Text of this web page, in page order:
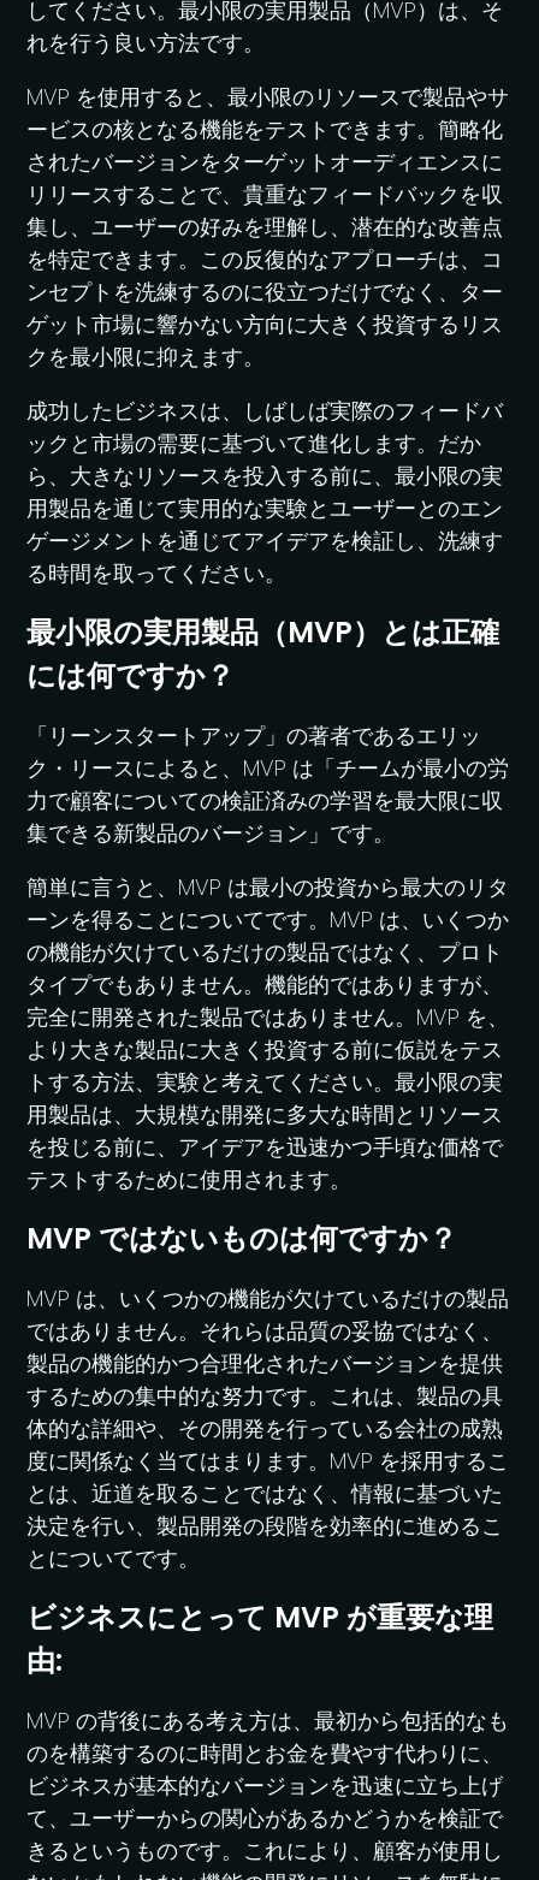
してください。最小限の実用製品（MVP）は、そ
れを行う良い方法です。
MVP を使用すると、最小限のリソースで製品やサ
ービスの核となる機能をテストできます。簡略化
されたバージョンをターゲットオーディエンスに
リリースすることで、貴重なフィードバックを収
集し、ユーザーの好みを理解し、潜在的な改善点
を特定できます。この反復的なアプローチは、コ
ンセプトを洗練するのに役立つだけでなく、ター
ゲット市場に響かない方向に大きく投資するリス
クを最小限に抑えます。
成功したビジネスは、しばしば実際のフィードバ
ックと市場の需要に基づいて進化します。だか
ら、大きなリソースを投入する前に、最小限の実
用製品を通じて実用的な実験とユーザーとのエン
ゲージメントを通じてアイデアを検証し、洗練す
る時間を取ってください。
最小限の実用製品（MVP）とは正確
には何ですか？
「リーンスタートアップ」の著者であるエリッ
ク・リースによると、MVP は「チームが最小の労
力で顧客についての検証済みの学習を最大限に収
集できる新製品のバージョン」です。
簡単に言うと、MVP は最小の投資から最大のリタ
ーンを得ることについてです。MVP は、いくつか
の機能が欠けているだけの製品ではなく、プロト
タイプでもありません。機能的ではありますが、
完全に開発された製品ではありません。MVP を、
より大きな製品に大きく投資する前に仮説をテス
トする方法、実験と考えてください。最小限の実
用製品は、大規模な開発に多大な時間とリソース
を投じる前に、アイデアを迅速かつ手頃な価格で
テストするために使用されます。
MVP ではないものは何ですか？
MVP は、いくつかの機能が欠けているだけの製品
ではありません。それらは品質の妥協ではなく、
製品の機能的かつ合理化されたバージョンを提供
するための集中的な努力です。これは、製品の具
体的な詳細や、その開発を行っている会社の成熟
度に関係なく当てはまります。MVP を採用するこ
とは、近道を取ることではなく、情報に基づいた
決定を行い、製品開発の段階を効率的に進めるこ
とについてです。
ビジネスにとって MVP が重要な理
由:
MVP の背後にある考え方は、最初から包括的なも
のを構築するのに時間とお金を費やす代わりに、
ビジネスが基本的なバージョンを迅速に立ち上げ
て、ユーザーからの関心があるかどうかを検証で
きるというものです。これにより、顧客が使用し